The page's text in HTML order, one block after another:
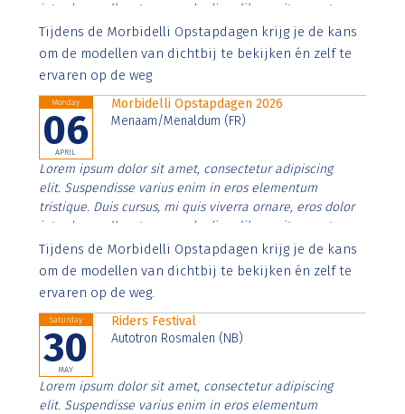
interdum nulla, ut commodo diam libero vitae erat.
Aenean faucibus nibh et justo cursus id rutrum lorem
imperdiet. Nunc ut sem vitae risus tristique posuere.
Tijdens de Morbidelli Opstapdagen krijg je de kans
om de modellen van dichtbij te bekijken én zelf te
ervaren op de weg
Monday
06
APRIL
Morbidelli Opstapdagen 2026
Menaam/Menaldum (FR)
Lorem ipsum dolor sit amet, consectetur adipiscing
elit. Suspendisse varius enim in eros elementum
tristique. Duis cursus, mi quis viverra ornare, eros dolor
interdum nulla, ut commodo diam libero vitae erat.
Aenean faucibus nibh et justo cursus id rutrum lorem
imperdiet. Nunc ut sem vitae risus tristique posuere.
Tijdens de Morbidelli Opstapdagen krijg je de kans
om de modellen van dichtbij te bekijken én zelf te
ervaren op de weg.
Saturday
30
MAY
Riders Festival
Autotron Rosmalen (NB)
Lorem ipsum dolor sit amet, consectetur adipiscing
elit. Suspendisse varius enim in eros elementum